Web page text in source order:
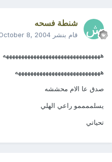
شنطة فسحه
قام بنشر October 8, 2004
ههههههههههههههههههههههههههههههههه
ههههههههههههههههههههههههههههه
صدق عا الام محششه
يسلممممو راعي الهلي
تحياتي